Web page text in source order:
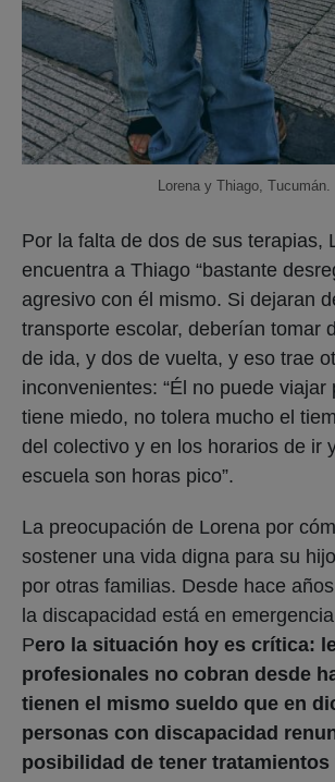
Lorena y Thiago, Tucumán.
Por la falta de dos de sus terapias,
encuentra a Thiago “bastante
agresivo con él mismo. Si dejaran
transporte escolar, deberían tomar
de ida, y dos de vuelta, y eso trae
inconvenientes: “Él no puede viajar
tiene miedo, no tolera mucho el
del colectivo y en los horarios de ir
escuela son horas pico”.
La preocupación de Lorena por
sostener una vida digna para su
por otras familias. Desde hace
la discapacidad está en
Pero la situación hoy es crítica:
profesionales no cobran desde
tienen el mismo sueldo que en
personas con discapacidad
posibilidad de tener tratamientos